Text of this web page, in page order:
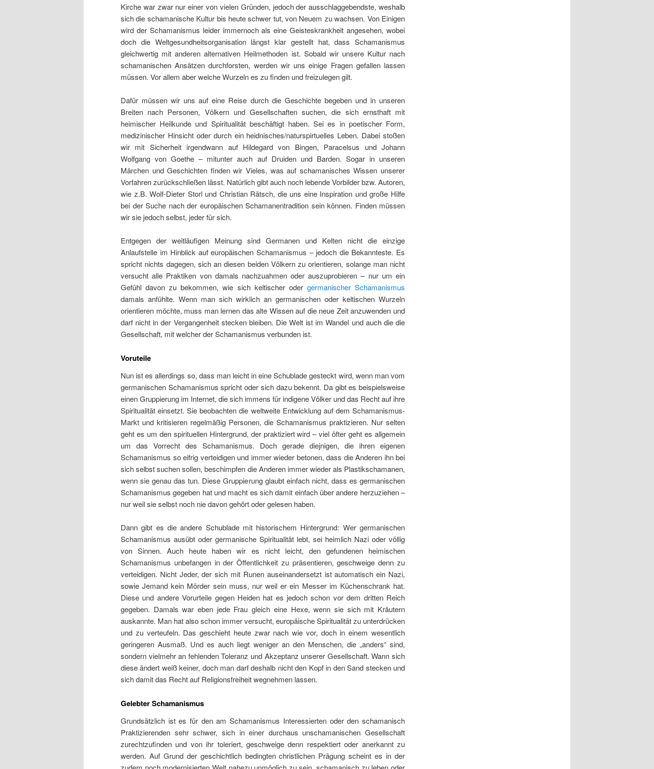
Kirche war zwar nur einer von vielen Gründen, jedoch der ausschlaggebendste, weshalb
sich die schamanische Kultur bis heute schwer tut, von Neuem zu wachsen. Von Einigen
wird der Schamanismus leider immernoch als eine Geisteskrankheit angesehen, wobei
doch die Weltgesundheitsorganisation längst klar gestellt hat, dass Schamanismus
gleichwertig mit anderen alternativen Heilmethoden ist. Sobald wir unsere Kultur nach
schamanischen Ansätzen durchforsten, werden wir uns einige Fragen gefallen lassen
müssen. Vor allem aber welche Wurzeln es zu finden und freizulegen gilt.
Dafür müssen wir uns auf eine Reise durch die Geschichte begeben und in unseren
Breiten nach Personen, Völkern und Gesellschaften suchen, die sich ernsthaft mit
heimischer Heilkunde und Spiritualität beschäftigt haben. Sei es in poetischer Form,
medizinischer Hinsicht oder durch ein heidnisches/naturspirtuelles Leben. Dabei stoßen
wir mit Sicherheit irgendwann auf Hildegard von Bingen, Paracelsus und Johann
Wolfgang von Goethe – mitunter auch auf Druiden und Barden. Sogar in unseren
Märchen und Geschichten finden wir Vieles, was auf schamanisches Wissen unserer
Vorfahren zurückschließen lässt. Natürlich gibt auch noch lebende Vorbilder bzw. Autoren,
wie z.B. Wolf-Dieter Storl und Christian Rätsch, die uns eine Inspiration und große Hilfe
bei der Suche nach der europäischen Schamanentradition sein können. Finden müssen
wir sie jedoch selbst, jeder für sich.
Entgegen der weitläufigen Meinung sind Germanen und Kelten nicht die einzige
Anlaufstelle im Hinblick auf europäischen Schamanismus – jedoch die Bekannteste. Es
spricht nichts dagegen, sich an diesen beiden Völkern zu orientieren, solange man nicht
versucht alle Praktiken von damals nachzuahmen oder auszuprobieren – nur um ein
Gefühl davon zu bekommen, wie sich keltischer oder germanischer Schamanismus
damals anfühlte. Wenn man sich wirklich an germanischen oder keltischen Wurzeln
orientieren möchte, muss man lernen das alte Wissen auf die neue Zeit anzuwenden und
darf nicht in der Vergangenheit stecken bleiben. Die Welt ist im Wandel und auch die die
Gesellschaft, mit welcher der Schamanismus verbunden ist.
Voruteile
Nun ist es allerdings so, dass man leicht in eine Schublade gesteckt wird, wenn man vom
germanischen Schamanismus spricht oder sich dazu bekennt. Da gibt es beispielsweise
einen Gruppierung im Internet, die sich immens für indigene Völker und das Recht auf ihre
Spiritualität einsetzt. Sie beobachten die weltweite Entwicklung auf dem Schamanismus-
Markt und kritisieren regelmäßig Personen, die Schamanismus praktizieren. Nur selten
geht es um den spirituellen Hintergrund, der praktiziert wird – viel öfter geht es allgemein
um das Vorrecht des Schamanismus. Doch gerade diejnigen, die ihren eigenen
Schamanismus so eifrig verteidigen und immer wieder betonen, dass die Anderen ihn bei
sich selbst suchen sollen, beschimpfen die Anderen immer wieder als Plastikschamanen,
wenn sie genau das tun. Diese Gruppierung glaubt einfach nicht, dass es germanischen
Schamanismus gegeben hat und macht es sich damit einfach über andere herzuziehen –
nur weil sie selbst noch nie davon gehört oder gelesen haben.
Dann gibt es die andere Schublade mit historischem Hintergrund: Wer germanischen
Schamanismus ausübt oder germanische Spiritualität lebt, sei heimlich Nazi oder völlig
von Sinnen. Auch heute haben wir es nicht leicht, den gefundenen heimischen
Schamanismus unbefangen in der Öffentlichkeit zu präsentieren, geschweige denn zu
verteidigen. Nicht Jeder, der sich mit Runen auseinandersetzt ist automatisch ein Nazi,
sowie Jemand kein Mörder sein muss, nur weil er ein Messer im Küchenschrank hat.
Diese und andere Vorurteile gegen Heiden hat es jedoch schon vor dem dritten Reich
gegeben. Damals war eben jede Frau gleich eine Hexe, wenn sie sich mit Kräutern
auskannte. Man hat also schon immer versucht, europäische Spiritualität zu unterdrücken
und zu verteufeln. Das geschieht heute zwar nach wie vor, doch in einem wesentlich
geringeren Ausmaß. Und es auch liegt weniger an den Menschen, die „anders“ sind,
sondern vielmehr an fehlenden Toleranz und Akzeptanz unserer Gesellschaft. Wann sich
diese ändert weiß keiner, doch man darf deshalb nicht den Kopf in den Sand stecken und
sich damit das Recht auf Religionsfreiheit wegnehmen lassen.
Gelebter Schamanismus
Grundsätzlich ist es für den am Schamanismus Interessierten oder den schamanisch
Praktizierenden sehr schwer, sich in einer durchaus unschamanischen Gesellschaft
zurechtzufinden und von ihr toleriert, geschweige denn respektiert oder anerkannt zu
werden. Auf Grund der geschichtlich bedingten christlichen Prägung scheint es in der